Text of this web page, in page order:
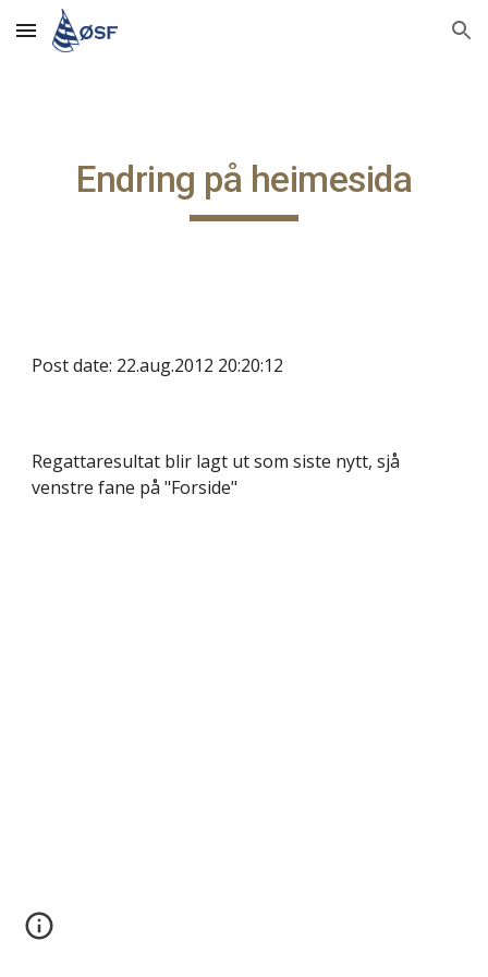
Skip to main content Skip to navigation
Endring på heimesida
Post date: 22.aug.2012 20:20:12
Regattaresultat blir lagt ut som siste nytt, sjå
venstre fane på "Forside"